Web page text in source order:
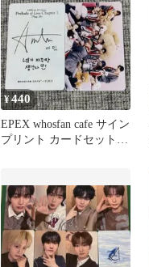
¥440
EPEX whosfan cafe サイン
プリント カードセットア